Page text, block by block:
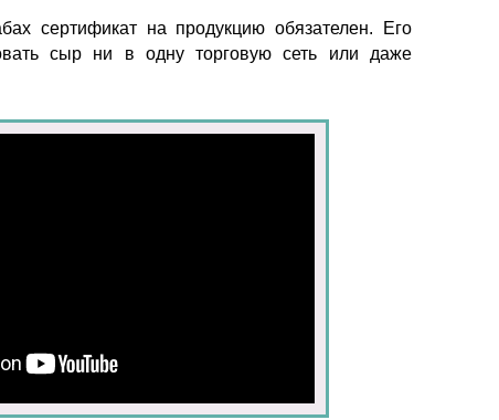
сертификат на продукцию обязателен. Его
сыр ни в одну торговую сеть или даже